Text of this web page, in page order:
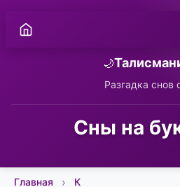
🌙
Разгадка снов
Сны на
Главная К